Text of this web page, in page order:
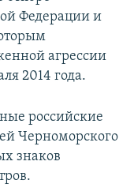
Федерации и
агрессии
2014 года.
российские
Черноморского
знаков